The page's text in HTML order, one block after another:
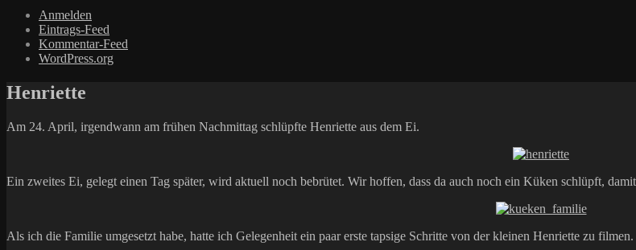
Anmelden
Eintrags-Feed
Kommentar-Feed
WordPress.org
Henriette
Am 24. April, irgendwann am frühen Nachmittag schlüpfte Henriette aus dem Ei.
Ein zweites Ei, gelegt einen Tag später, wird aktuell noch bebrütet. Wir hoffen, dass da auch noch ein Küken schlüpft,
Als ich die Familie umgesetzt habe, hatte ich Gelegenheit ein paar erste tapsige Schritte von der kleinen Henriette zu filmen.